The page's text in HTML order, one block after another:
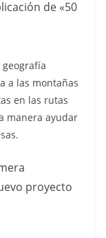
de «50
a las montañas
en las rutas
manera ayudar
proyecto